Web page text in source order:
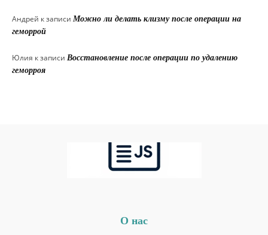
Андрей к записи Можно ли делать клизму после операции на
геморрой
Юлия к записи Восстановление после операции по удалению
геморроя
О нас